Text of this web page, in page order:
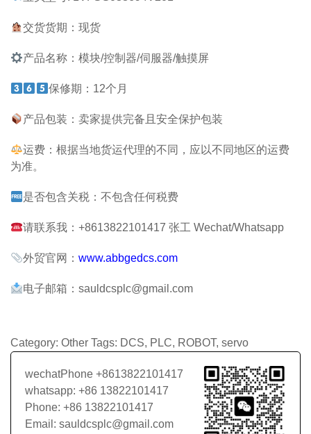
交货货期：现货
产品名称：模块/控制器/伺服器/触摸屏
保修期：12个月
产品包装：卖家提供完备且安全保护包装
运费：根据当地货运代理的不同，应以不同地区的运费
为准。
是否包含关税：不包含任何税费
请联系我：+8613822101417 张工 Wechat/Whatsapp
外贸官网：www.abbgedcs.com
电子邮箱：sauldcsplc@gmail.com
Category: Other Tags: DCS, PLC, ROBOT, servo
wechatPhone +8613822101417
whatsapp: +86 13822101417
Phone: +86 13822101417
Email: sauldcsplc@gmail.com